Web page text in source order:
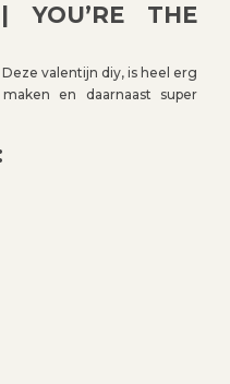
YOU’RE THE
valentijn diy, is heel erg
en daarnaast super